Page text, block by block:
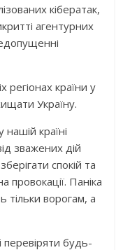
кібератак,
агентурних
регіонах країни у
Україну.
нашій країні
зважених дій
спокій та
провокації. Паніка
тільки ворогам, а
перевіряти будь-